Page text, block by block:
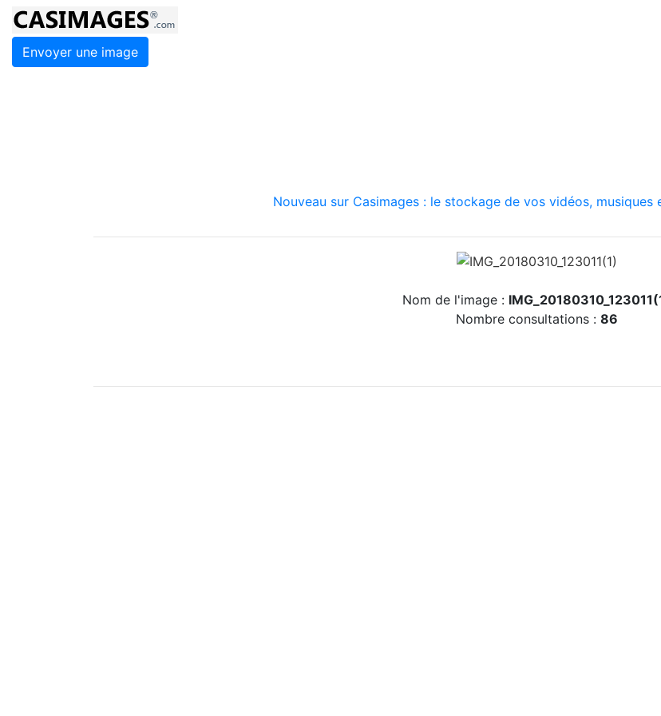
Envoyer une image
Nouveau sur Casimages : le stockage de vos vidéos, musiques
Nom de l'image :
Nombre consultations : 86